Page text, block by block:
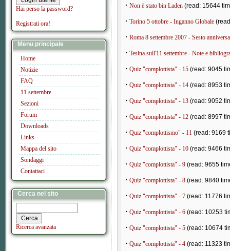
Hai perso la password?
Registrati ora!
Menu principale
Home
Notizie
FAQ
11 settembre
Sezioni
Forum
Downloads
Links
Mappa del sito
Sondaggi
Contattaci
Cerca nel sito
Ricerca avanzata
· Non è stato bin Laden (read: 15644
· Torino 5 ottobre - Inganno Globale
· Roma 8 settembre 2007 - Sesto
· Tesina sull'11 settembre - Note e
· Quiz "complottista" - 15 (read: 9045
· Quiz "complottista" - 14 (read: 8953
· Quiz "complottista" - 13 (read: 9052
· Quiz "complottista" - 12 (read: 8997
· Quiz "complottismo" - 11 (read: 9169
· Quiz "complottista" - 10 (read: 9466
· Quiz "complottista" - 9 (read: 9655
· Quiz "complottista" - 8 (read: 9840
· Quiz "complottista" - 7 (read: 11776
· Quiz "complottista" - 6 (read: 10253
· Quiz "complottista" - 5 (read: 10674
· Quiz "complottista" - 4 (read: 11323